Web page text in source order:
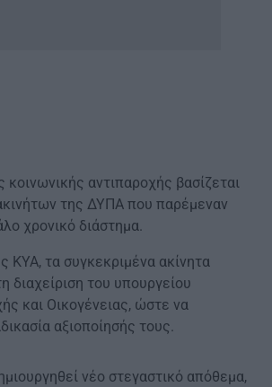
αντιπαροχής βασίζεται
της ΔΥΠΑ που παρέμεναν
χρονικό διάστημα.
ΚΥΑ, τα συγκεκριμένα ακίνητα
διαχείριση του υπουργείου
και Οικογένειας, ώστε να
αξιοποίησής τους.
νέο στεγαστικό απόθεμα,